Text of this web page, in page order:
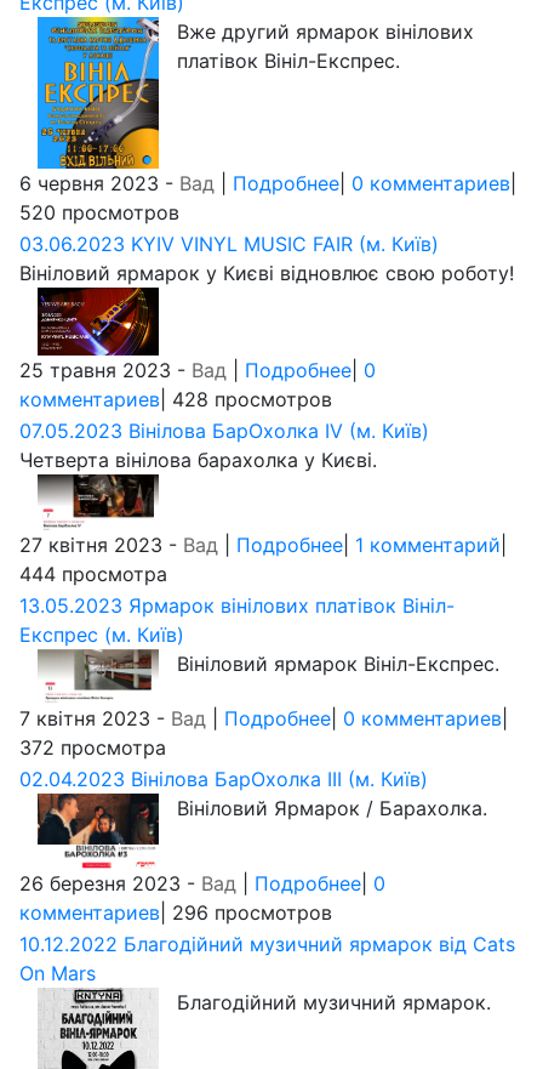
Вже другий ярмарок вінілових
платівок Вініл-Експрес.
6 червня 2023 - Вад Подробнее 0 комментариев
520 просмотров
03.06.2023 KYIV VINYL MUSIC FAIR (м. Київ)
Вініловий ярмарок у Києві відновлює свою роботу!
25 травня 2023 - Вад Подробнее 0
комментариев | 428 просмотров
07.05.2023 Вінілова БарОхолка IV (м. Київ)
Четверта вінілова барахолка у Києві.
27 квітня 2023 - Вад Подробнее 1 комментарий
444 просмотра
13.05.2023 Ярмарок вінілових платівок Вініл-
Експрес (м. Київ)
Вініловий ярмарок Вініл-Експрес.
7 квітня 2023 - Вад Подробнее 0 комментариев
372 просмотра
02.04.2023 Вінілова БарOхолка III (м. Київ)
Вініловий Ярмарок / Барахолка.
26 березня 2023 - Вад Подробнее 0
комментариев | 296 просмотров
10.12.2022 Благодійний музичний ярмарок від Cats
On Mars
Благодійний музичний ярмарок.